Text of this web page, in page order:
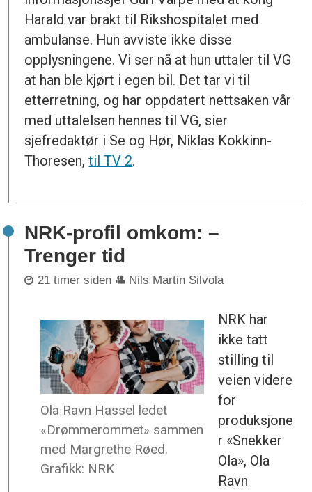
Harald var brakt til Rikshospitalet med
ambulanse. Hun avviste ikke disse
opplysningene. Vi ser nå at hun uttaler til VG
at han ble kjørt i egen bil. Det tar vi til
etterretning, og har oppdatert nettsaken vår
med uttalelsen hennes til VG, sier
sjefredaktør i Se og Hør, Niklas Kokkinn-
Thoresen,til TV 2.
NRK-profil omkom: –
Trenger tid
21 timer siden Nils Martin Silvola
Ola Ravn Hassel ledet
«Drømmerommet» sammen
med Margrethe Røed.
Grafikk: NRK
NRK har
ikke tatt
stilling til
veien videre
for
produksjone
r «Snekker
Ola», Ola
Ravn